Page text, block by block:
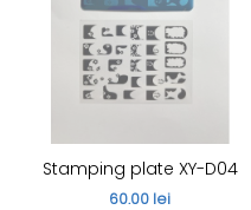
Stamping plate XY-D04
60.00 lei